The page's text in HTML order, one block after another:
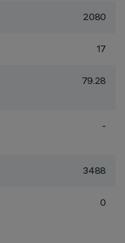
2080
17
79.28
-
3488
0